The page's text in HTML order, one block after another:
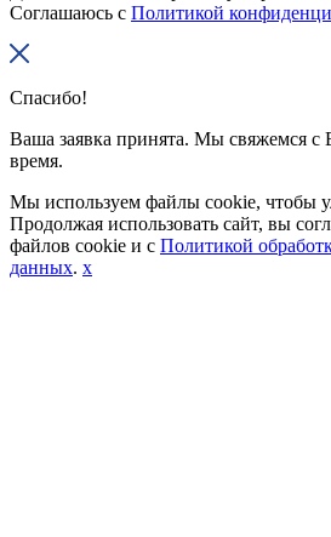
Соглашаюсь с Политикой
Спасибо!
Ваша заявка принята. Мы свяжемся
время.
Мы используем файлы cookie, чтобы
Продолжая использовать сайт, вы
файлов cookie и с Политикой
данных. x